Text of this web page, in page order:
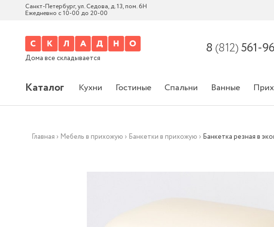
Санкт-Петербург, ул. Седова, д. 13, пом. 6Н
Ежедневно с 10-00 до 20-00
Дома все складывается
8 (812) 561-
Каталог Кухни Гостиные Спальни Ванные
Главная › Мебель в прихожую › Банкетки в прихожую › Банкетка резная в